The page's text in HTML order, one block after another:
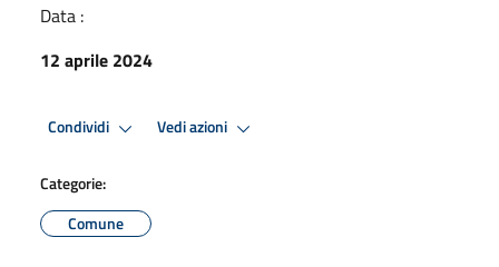
Data :
12 aprile 2024
Condividi Vedi azioni
Categorie:
Comune